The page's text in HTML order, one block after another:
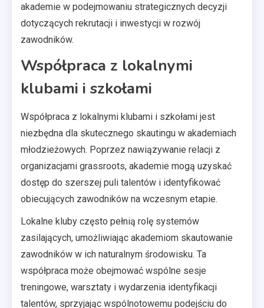
akademie w podejmowaniu strategicznych decyzji
dotyczących rekrutacji i inwestycji w rozwój
zawodników.
Współpraca z lokalnymi
klubami i szkołami
Współpraca z lokalnymi klubami i szkołami jest
niezbędna dla skutecznego skautingu w akademiach
młodzieżowych. Poprzez nawiązywanie relacji z
organizacjami grassroots, akademie mogą uzyskać
dostęp do szerszej puli talentów i identyfikować
obiecujących zawodników na wczesnym etapie.
Lokalne kluby często pełnią rolę systemów
zasilających, umożliwiając akademiom skautowanie
zawodników w ich naturalnym środowisku. Ta
współpraca może obejmować wspólne sesje
treningowe, warsztaty i wydarzenia identyfikacji
talentów, sprzyjając wspólnotowemu podejściu do